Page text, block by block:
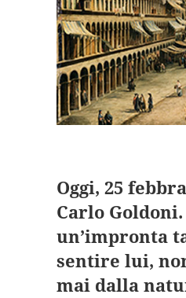
Oggi, 25
Carlo
un’impronta
sentire lui,
mai dalla